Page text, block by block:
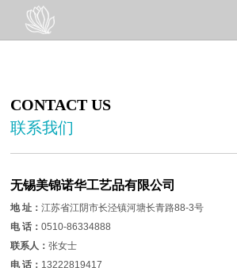
CONTACT US
联系我们
无锡美锦诺华工艺品有限公司
地 址：江苏省江阴市长泾镇河塘长青路88-3号
电 话：0510-86334888
联系人：张女士
电 话： 13222819417